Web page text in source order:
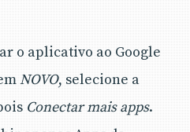
o aplicativo ao Google
NOVO, selecione a
Conectar mais apps.